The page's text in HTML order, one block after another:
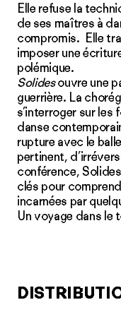
Elle refuse la
de ses maîtres à
compromis. Elle
imposer une
polémique.
Solidesouvre une
guerrière. La
s’interroger sur
danse
rupture avec le
pertinent,
conférence,
clés pour
incarnées par
Un voyage dans le